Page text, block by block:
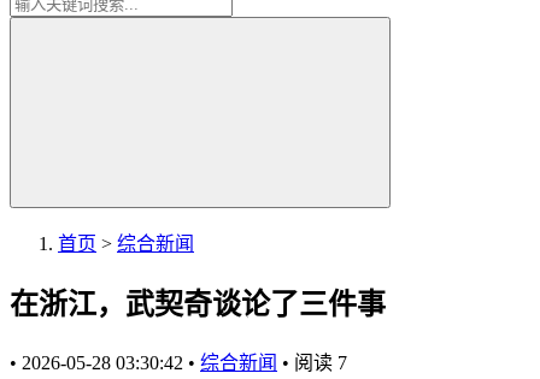
首页 > 综合新闻
在浙江，武契奇谈论了三件事
• 2026-05-28 03:30:42 • 综合新闻 • 阅读 7